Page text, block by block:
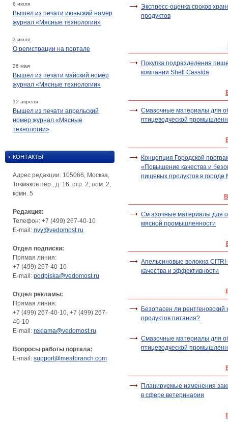
6 июля
Вышел из печати июньский номер
журнал «Мясные технологии»
3 июля
О регистрации на портале
26 мая
Вышел из печати майский номер
журнал «Мясные технологии»
12 апреля
Вышел из печати апрельский
номер журнал «Мясные
технологии»
КОНТАКТЫ
Адрес редакции: 105066, Москва,
Токмаков пер., д. 16, стр. 2, пом. 2,
комн. 5
Редакция:
Телефон: +7 (499) 267-40-10
E-mail: nvy@vedomost.ru
Отдел подписки:
Прямая линия:
+7 (499) 267-40-10
E-mail: podpiska@vedomost.ru
Отдел рекламы:
Прямая линия:
+7 (499) 267-40-10, +7 (499) 267-
40-10
E-mail: reklama@vedomost.ru
Вопросы работы портала:
E-mail: support@meatbranch.com
Экспресс-оценка сроков
продуктов
Покупка подразделения
компании Shell Сassida
Смазочные материалы для
птицеводческой
Концепция Городской
«Повышение качества и
пищевых продуктов в городе
См азочные материалы для
мясной промышленности
Апельсиновые волокна
качества и эффективности
Безопасен ли рентгеновский
продуктов питания?
Смазочные материалы для
птицеводческой
Планируемые изменения
в сфере ветеринарии